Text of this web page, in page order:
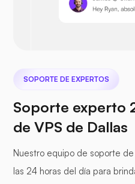
Seafile
SOPORTE DE EXPERTOS
Soporte experto
de VPS de Dallas
Nuestro equipo de soporte
las 24 horas del día para